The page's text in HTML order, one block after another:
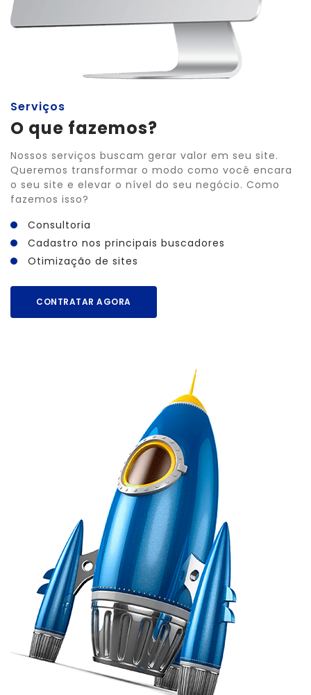
Serviços
O que fazemos?
Nossos serviços buscam gerar valor em seu site.
Queremos transformar o modo como você encara
o seu site e elevar o nível do seu negócio. Como
fazemos isso?
Consultoria
Cadastro nos principais buscadores
Otimização de sites
CONTRATAR AGORA